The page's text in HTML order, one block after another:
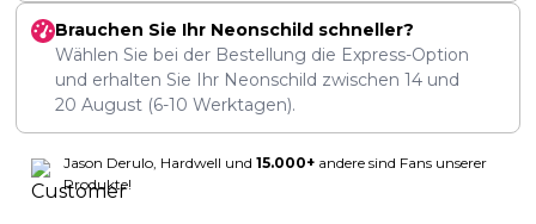
Brauchen Sie Ihr Neonschild schneller?
Wählen Sie bei der Bestellung die Express-Option
und erhalten Sie Ihr Neonschild zwischen 14 und
20 August (6-10 Werktagen).
Jason Derulo, Hardwell und 15.000+ andere sind Fans unserer
Produkte!